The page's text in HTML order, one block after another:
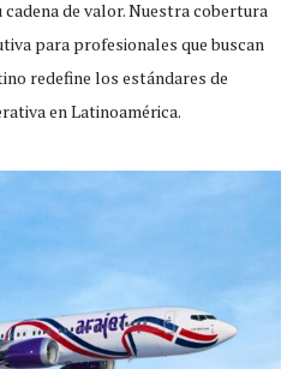
de valor. Nuestra cobertura
para profesionales que buscan
redefine los estándares de
en Latinoamérica.